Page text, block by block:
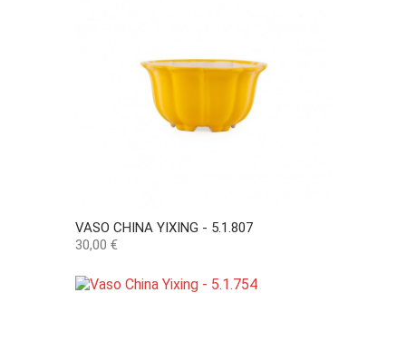
VASO CHINA YIXING - 5.1.807
Preço
30,00 €